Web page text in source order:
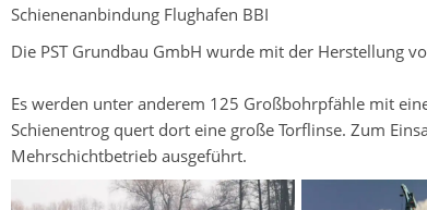
Schienenanbindung Flughafen BBI
Die PST Grundbau GmbH wurde mit der Herstellung
Es werden unter anderem 125 Großbohrpfähle mit
Schienentrog quert dort eine große Torflinse. Zum
Mehrschichtbetrieb ausgeführt.